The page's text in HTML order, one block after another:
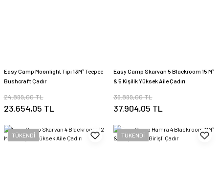
Easy Camp Moonlight Tipi 13M² Teepee
Bushcraft Çadır
24.899,00 TL
23.654,05 TL
Easy Camp Skarvan 5 Blackroom 15 M²
& 5 Kişilik Yüksek Aile Çadırı
39.899,00 TL
37.904,05 TL
TÜKENDİ TÜKENDİ